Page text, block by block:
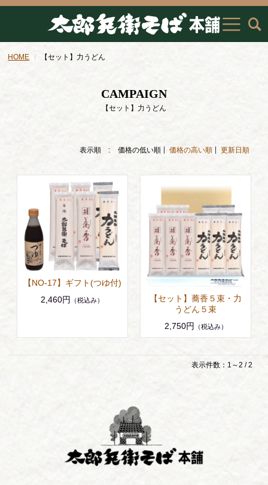
HOME 【セット】力うどん
CAMPAIGN
【セット】力うどん
表示順 : 価格の低い順 価格の高い順 更新日順
【NO-17】ギフト(つゆ付)
2,460円
（税込み）
【セット】蕎香５束・力
うどん５束
2,750円
（税込み）
表示件数：1～2 / 2